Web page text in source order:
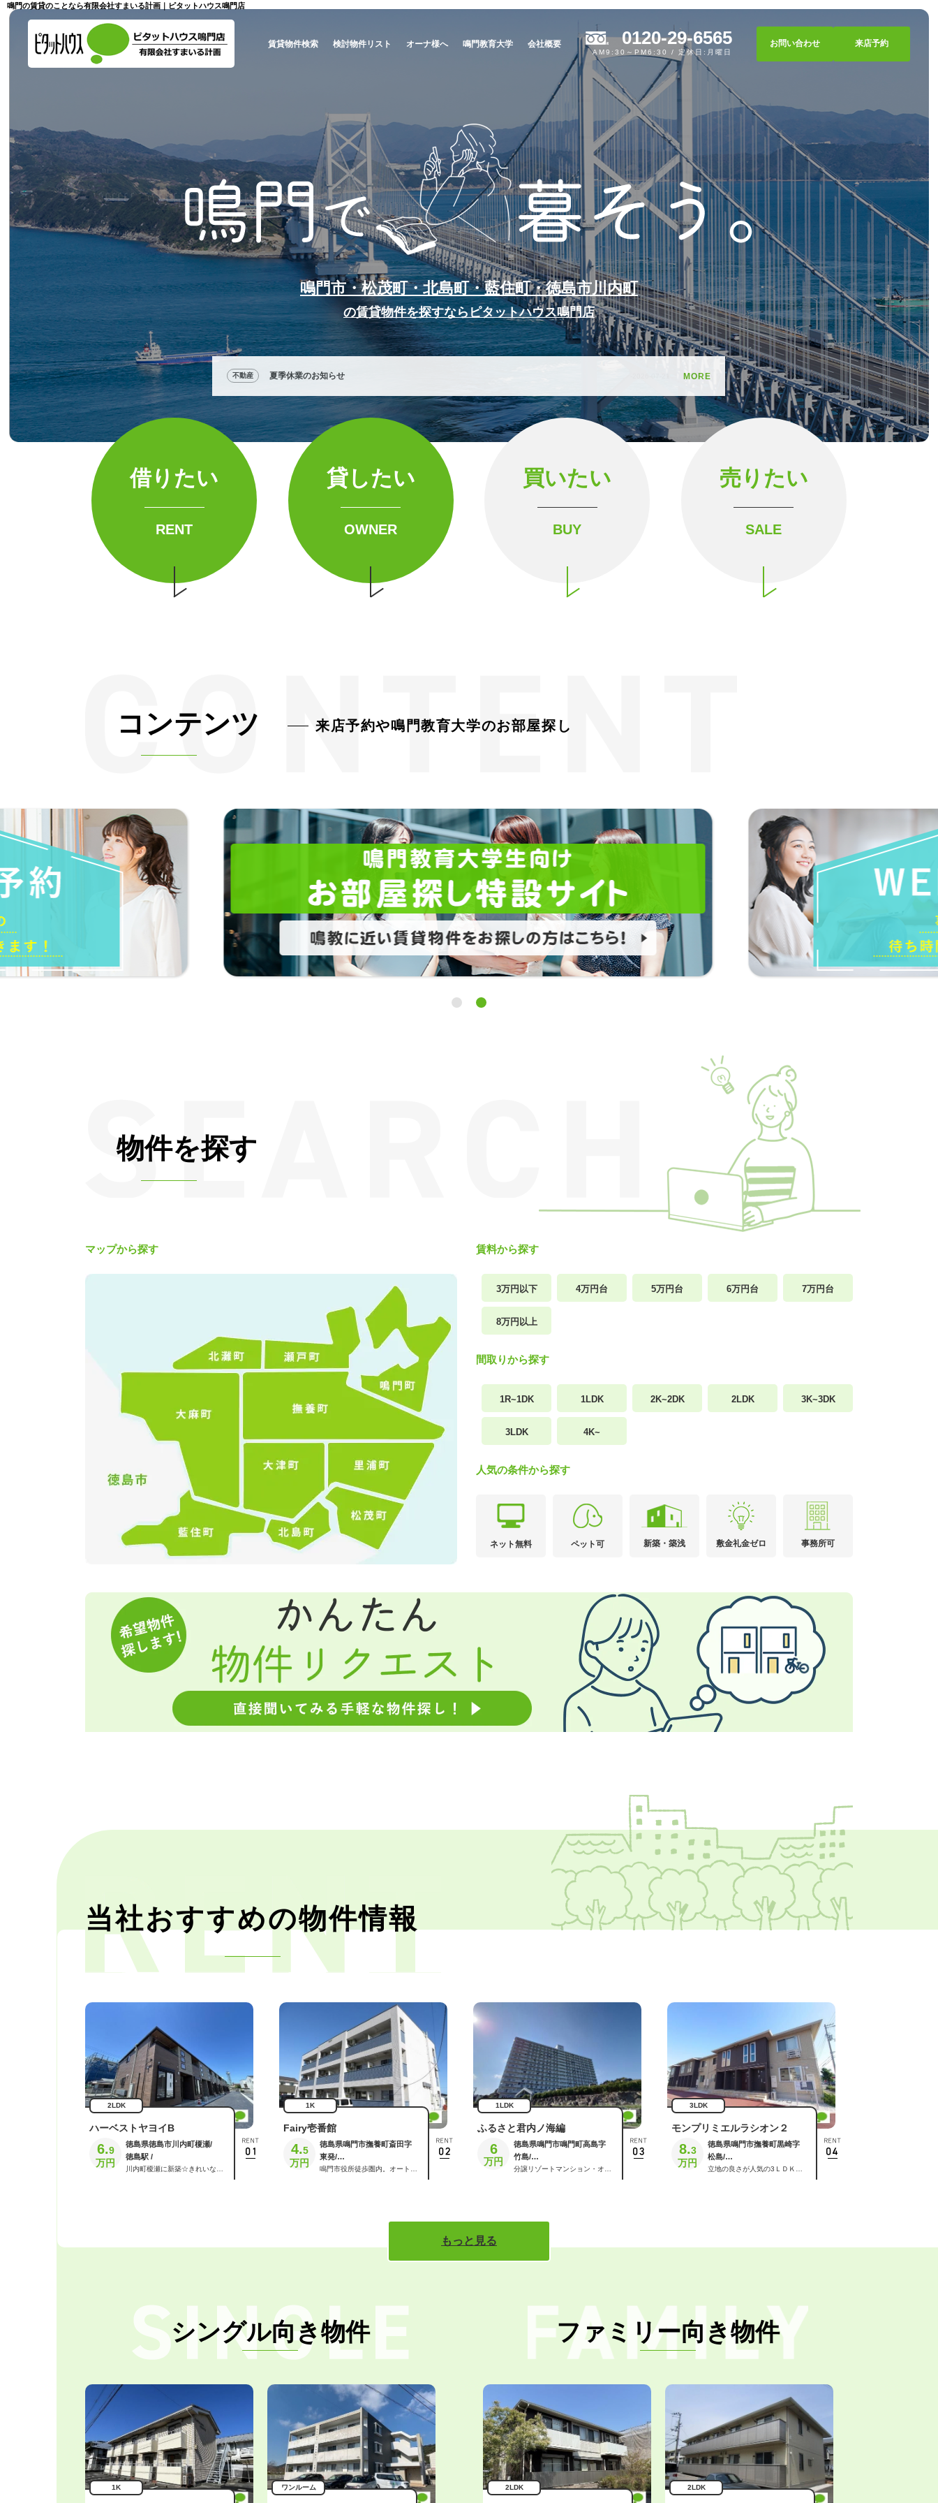
鳴門の賃貸のことなら有限会社すまいる計画｜ピタットハウス鳴門店
賃貸物件検索 検討物件リスト オーナ様へ 鳴門教育大学 会社概要 0120-29-6565
AM9:30～PM6:30 / 定休日:月曜日
お問い合わせ 来店予約
鳴門市・松茂町・北島町・藍住町・徳島市川内町
の賃貸物件を探すならピタットハウス鳴門店
MORE
借りたい
RENT
貸したい
OWNER
買いたい
BUY
売りたい
SALE
コンテンツ 来店予約や鳴門教育大学のお部屋探し
物件を探す
マップから探す 賃料から探す
3万円以下 4万円台 5万円台 6万円台 7万円台
8万円以上
間取りから探す
1R~1DK 1LDK 2K~2DK 2LDK 3K~3DK
3LDK 4K~
人気の条件から探す
ネット無料 ペット可 新築・築浅 敷金礼金ゼロ 事務所可
当社おすすめの物件情報
2LDK
ハーベストヤヨイB
6.9
徳島県徳島市川内町榎瀬/
徳島駅 /
川内町榎瀬に新築☆きれいなお部屋・充実の設備です！！IHクッキングヒーター、エアコン2台、宅配ボックス、インターネット無料などなど魅力がいっぱい。
1K
Fairy壱番館
4.5
徳島県鳴門市撫養町斎田字
東発/
撫養駅 /
鳴門市役所徒歩圏内。オートロック・インターネット無料。築10年以内のキレイな1K。浴室は使いやすいサーモ水栓、キッチンには2口ガスコンロ付です。1階・角部屋。
1LDK
ふるさと君内ノ海編
6
徳島県鳴門市鳴門町高島字
竹島/
鳴門駅 /
分譲リゾートマンション・オール電化・オートロック！眺望良好。北東向きの海側で、見晴しがいいです。大浴場や温水プールがご利用できます。対面式のカウンターキッチンです。
3LDK
モンプリミエルラシオン２
8.3
徳島県鳴門市撫養町黒崎字
松島/
鳴門駅 /
立地の良さが人気の3ＬＤＫ・2階中部屋。キリン堂鳴門店さん道路向かいという好立地。インターネット無料、2600サイズシステムキッチン、室内物干し、各部屋に収納スペースあり。またＡＬＳＯＫホームセキュリティ標準搭載で安心生活。
もっと見る
シングル向き物件
1K ワンルーム
ファミリー向き物件
2LDK 2LDK